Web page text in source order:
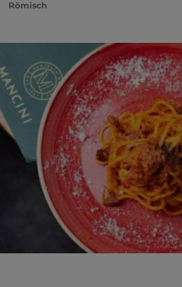
Römisch